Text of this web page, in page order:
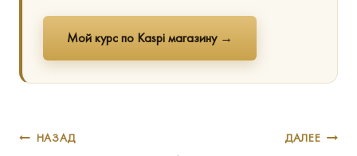
Мой курс по Kaspi магазину →
Навигация
НАЗАД ДАЛЕЕ